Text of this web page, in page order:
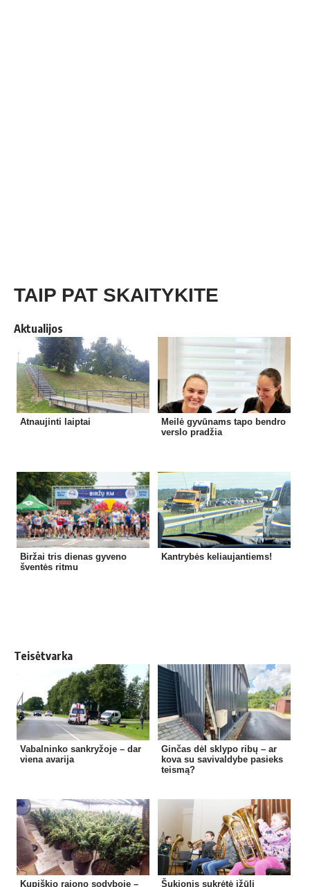
TAIP PAT SKAITYKITE
Aktualijos
Atnaujinti laiptai
Meilė gyvūnams tapo bendro
verslo pradžia
Biržai tris dienas gyveno
šventės ritmu
Kantrybės keliaujantiems!
Teisėtvarka
Vabalninko sankryžoje – dar
viena avarija
Ginčas dėl sklypo ribų – ar
kova su savivaldybe pasieks
teismą?
Kupiškio rajono sodyboje –
Šukionis sukrėtė įžūli